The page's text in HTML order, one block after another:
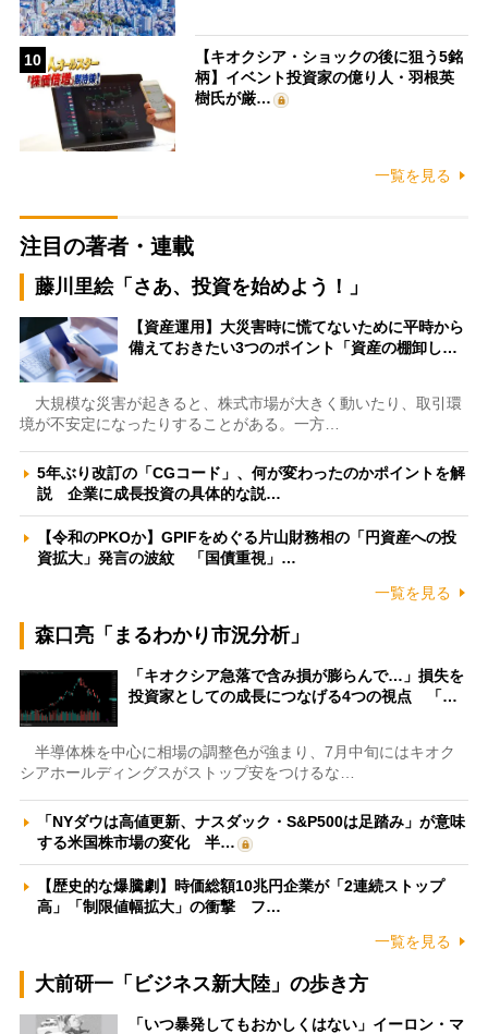
10
【キオクシア・ショックの後に狙う5銘
柄】イベント投資家の億り人・羽根英
樹氏が厳…
一覧を見る
注目の著者・連載
藤川里絵「さあ、投資を始めよう！」
【資産運用】大災害時に慌てないために平時から
備えておきたい3つのポイント「資産の棚卸し…
大規模な災害が起きると、株式市場が大きく動いたり、取引環
境が不安定になったりすることがある。一方…
5年ぶり改訂の「CGコード」、何が変わったのかポイントを解
説 企業に成長投資の具体的な説…
【令和のPKOか】GPIFをめぐる片山財務相の「円資産への投
資拡大」発言の波紋 「国債重視」…
一覧を見る
森口亮「まるわかり市況分析」
「キオクシア急落で含み損が膨らんで…」損失を
投資家としての成長につなげる4つの視点 「…
半導体株を中心に相場の調整色が強まり、7月中旬にはキオク
シアホールディングスがストップ安をつけるな…
「NYダウは高値更新、ナスダック・S&P500は足踏み」が意味
する米国株市場の変化 半…
【歴史的な爆騰劇】時価総額10兆円企業が「2連続ストップ
高」「制限値幅拡大」の衝撃 フ…
一覧を見る
大前研一「ビジネス新大陸」の歩き方
「いつ暴発してもおかしくはない」イーロン・マ